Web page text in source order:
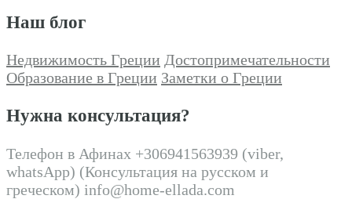
Наш блог
Недвижимость Греции Достопримечательности
Образование в Греции Заметки о Греции
Нужна консультация?
Телефон в Афинах +306941563939 (viber,
whatsApp) (Консультация на русском и
греческом) info@home-ellada.com